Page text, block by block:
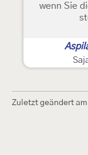
wenn Sie
Zuletzt geändert am